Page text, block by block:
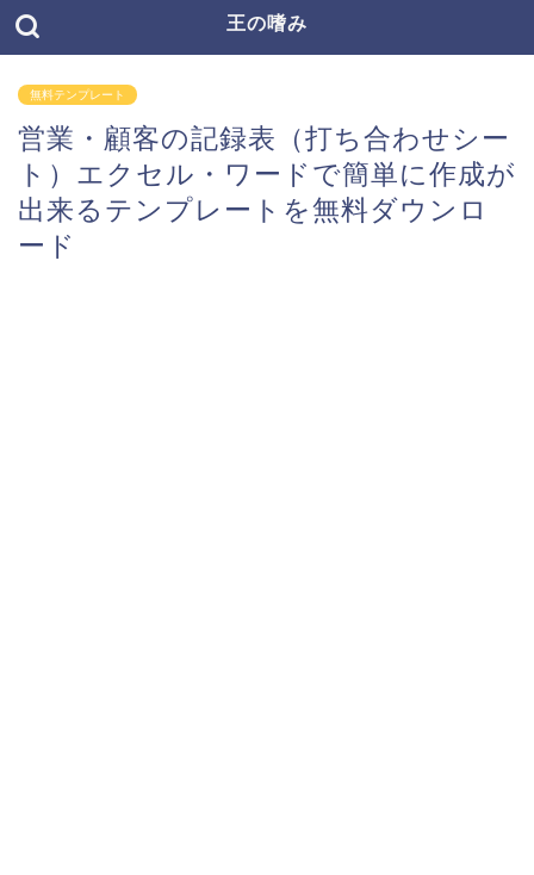
王の嗜み
無料テンプレート
営業・顧客の記録表（打ち合わせシー
ト）エクセル・ワードで簡単に作成が
出来るテンプレートを無料ダウンロ
ード